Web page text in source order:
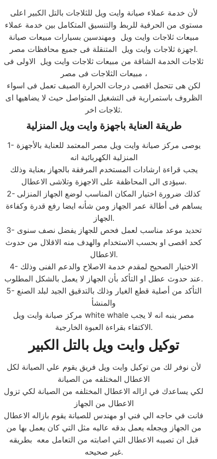
لأن خدمة عملاء صيانة وايت ويل للثلاجات بالتل الكبير اعلى
مستوى من الحرفية للربط والتنسيق المتكامل بين خدمة عملاء
مبيعات ثلاجات وايت ويل ومهندسين بسيارات مبيعات صيانة
اجهزة ثلاجات وايت ويل المتنقلة فى جميع محافظات مصر.
ثلاجات الخدمة الشاقة من مبيعات ثلاجات وايت ويل الاولى فى
مبيعات الثلاجات فى مصر ،
لكن هى تتحمل اقصى درجات الحرارة الصيف تعمل فى اسواء
الظروف باستمرارية فى التشغيل المتواصل حيث لا يضاهيها اى
ثلاجات اخر.
طريقة العناية باجهزة وايت ويل المنزلية
1- يوصى مركز صيانة وايت ويل مصر المعتمد للعناية بالأجهزة
المنزلية الكهربائية انه
يجب قراءة ارشادات المستخدم المرفقة بالجهاز بعناية وذلك
سيؤدى الى المحاظفة على الاجهزة وتلاشى الاعطال.
2- كذلك ضرورة اختيار المكان المناسب لوضع الجهاز المنزلى
يساهم فى أطالة عمر الجهاز ومن شأنه ايضا رفع قدرة وكفاءة
الجهاز.
3- تحديد موعد مناسب لعمل فحص للجهاز يفضل نصف سنوى
كحد اقصى او بحسب الاستخدام والهدف منه الاقلال من حدوث
الاعطال.
4- الاختيار الصحيح لمقدم خدمة الاصلاح والدعم الفنى وذلك
عند حدوث عطل او التأكد بأن الجهاز لا يعمل بالشكل المطلوب.
5- التأكد من أصلية قطع الغيار وذلك بالتدقيق الجيد لبلد الصنع
والمنشأ
مركز صيانة وايت ويل white whale مصر ينبه انه لا يجب
الاكتفاء بقراءة العبوة الخارجية.
توكيل وايت ويل بالتل الكبير
لأن نوفر لك من توكيل وايت ويل فريق يقوم علي الصيانة لكل
الاعطال المختلفه من الصيانة
لكي يساعدك في ازاله الاعطال المختلفه من الصيانة لكي تزول
الاعطال من الجهاز
فانت في حاجه الي فني او مهندس للصيانة يقوم بازاله الاعطال
من الجهاز ويجعله يعمل بدقه عاليه مثل التي كان يعمل بها من
قبل ان تصيبه الاعطال التي اصابته من التعامل معه بطريقه
غير صحيحه.